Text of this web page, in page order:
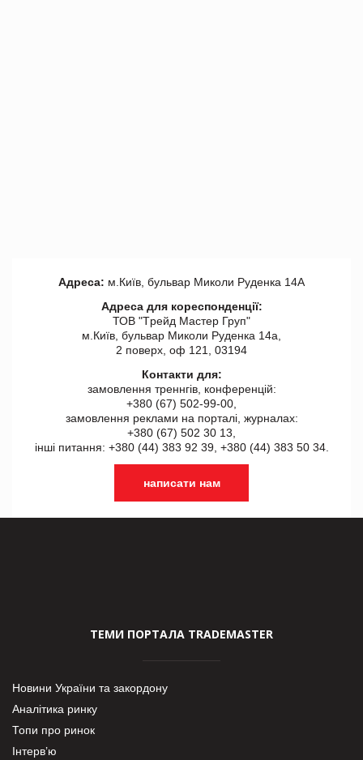
Адреса: м.Київ, бульвар Миколи Руденка 14А
Адреса для кореспонденції:
ТОВ "Tрейд Мастер Груп"
м.Київ, бульвар Миколи Руденка 14а,
2 поверх, оф 121, 03194
Контакти для:
замовлення треннгів, конференцій:
+380 (67) 502-99-00,
замовлення реклами на порталі, журналах:
+380 (67) 502 30 13,
інші питання: +380 (44) 383 92 39, +380 (44) 383 50 34.
написати нам
ТЕМИ ПОРТАЛА TRADEMASTER
Новини України та закордону
Аналітика ринку
Топи про ринок
Інтерв’ю